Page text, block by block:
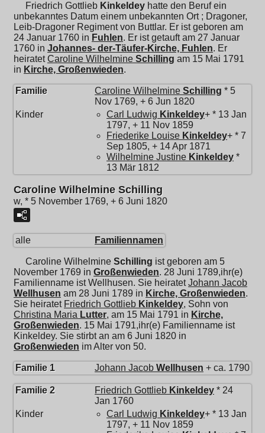
Friedrich Gottlieb Kinkeldey hatte den Beruf ein
unbekanntes Datum einem unbekannten Ort ; Dragoner,
Leib-Dragoner Regiment von Buttlar. Er ist geboren am
24 Januar 1760 in Fuhlen. Er ist getauft am 27 Januar
1760 in Johannes- der-Täufer-Kirche, Fuhlen. Er
heiratetCaroline Wilhelmine Schilling am 15 Mai 1791
in Kirche, Großenwieden.
Familie Caroline Wilhelmine Schilling * 5
Nov 1769, + 6 Jun 1820
Kinder
Carl Ludwig Kinkeldey+ * 13 Jan
1797, + 11 Nov 1859
Friederike Louise Kinkeldey+ * 7
Sep 1805, + 14 Apr 1871
Wilhelmine Justine Kinkeldey *
13 Mär 1812
Caroline Wilhelmine Schilling
w, * 5 November 1769, + 6 Juni 1820
alle Familiennamen
Caroline Wilhelmine Schilling ist geboren am 5
November 1769 in Großenwieden. 28 Juni 1789,ihr(e)
Familienname ist Wellhusen. Sie heiratetJohann Jacob
Wellhusen am 28 Juni 1789 in Kirche, Großenwieden.
Sie heiratet Friedrich Gottlieb Kinkeldey, Sohn von
Christina Maria Lutter, am 15 Mai 1791 in Kirche,
Großenwieden. 15 Mai 1791,ihr(e) Familienname ist
Kinkeldey. Sie stirbt an am 6 Juni 1820 in
Großenwieden im Alter von 50.
Familie 1 Johann Jacob Wellhusen + ca. 1790
Familie 2 Friedrich Gottlieb Kinkeldey * 24
Jan 1760
Kinder
Carl Ludwig Kinkeldey+ * 13 Jan
1797, + 11 Nov 1859